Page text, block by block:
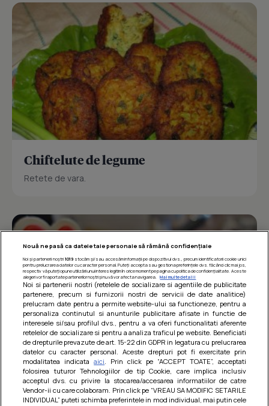
Chiftelute de legume
Retete de vara.
Barcute din vinete cu arpagic rosu
Un deliciu usor de preparat!
Nouă ne pasă ca datele tale personale să rămână confidențiale
Noi și partenerii noștri 1019stocăm și/sau accesăm informații pe dispozitivul dvs., precum identificatorii cookie unici
pentru prelucrarea datelor cu caracter personal. Puteți accepta sau gestiona preferințele dvs. făcând clic mai jos,
respectiv vă puteți opune utilizării unui interes legitim în orice moment pe pagina cu politica de confidențialitate. Aceste
alegeri vor fi raportate partenerilor noștri și nu vă vor afecta navigarea.
Mai multe detalii
Noi si partenerii nostri (retelele de socializare si agentiile de publicitate
partenere, precum si furnizorii nostri de servicii de date analitice)
prelucram date pentru a permite website-ului sa functioneze, pentru a
personaliza continutul si anunturile publicitare afisate in functie de
interesele si/sau profilul dvs., pentru a va oferi functionalitati aferente
retelelor de socializare si pentru a analiza traficul pe website. Beneficiati
de drepturile prevazute de art. 15-22 din GDPR in legatura cu prelucrarea
datelor cu caracter personal. Aceste drepturi pot fi exercitate prin
modalitatea indicataaici . Prin click pe “ACCEPT TOATE”, acceptati
folosirea tuturor Tehnologiilor de tip Cookie, care implica inclusiv
acceptul dvs. cu privire la stocarea/accesarea informatiilor de catre
Vendor-ii cu care colaboram. Prin click pe “VREAU SA MODIFIC SETARILE
INDIVIDUAL” puteti schimba preferintele in mod individual, mai putin cele